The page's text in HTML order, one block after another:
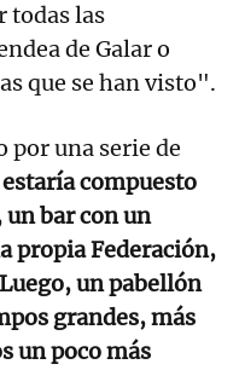
todas las
de Galar o
que se han visto".
por una serie de
compuesto
bar con un
propia Federación,
un pabellón
grandes, más
un poco más